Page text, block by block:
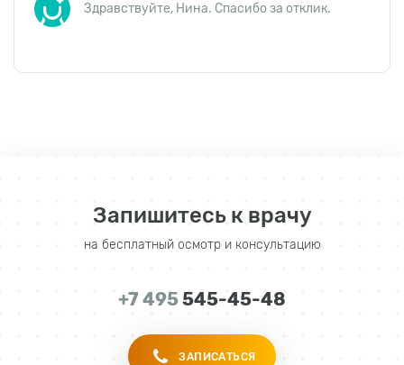
Здравствуйте, Нина. Спасибо за отклик.
Запишитесь к врачу
на бесплатный осмотр и консультацию
ЗАПИСАТЬСЯ
+7 495545-45-48